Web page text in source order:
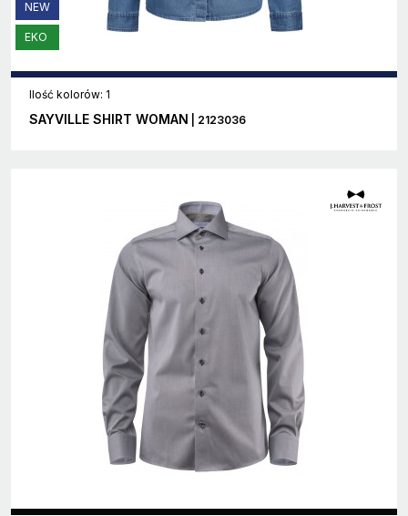
NEW
EKO
Ilość kolorów: 1
SAYVILLE SHIRT WOMAN | 2123036